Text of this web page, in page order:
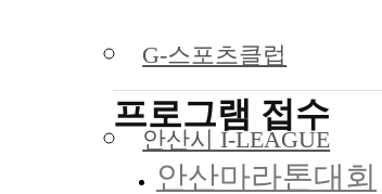
G-스포츠클럽
안산시 I-LEAGUE
프로그램 접수
안산마라톤대회